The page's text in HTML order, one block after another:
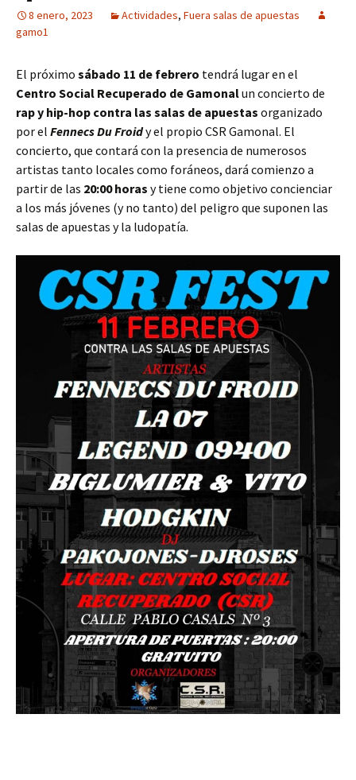
8 enero, 2023 Actividades, Fuera salas de apuestas
gamo1
El próximo sábado 11 de febrero tendrá lugar en el
Centro Social Recuperado de Gamonalun concierto de
rap y hip-hop contra las salas de apuestas organizado
por el Fennecs Du Froidy el propio CSR Gamonal. El
concierto, que contará con la presencia de numerosos
artistas tanto locales como foráneos, dará comienzo a
partir de las 20:00 horas y tiene como objetivo concienciar
a los más jóvenes (y no tanto) del peligro que suponen las
salas de apuestas y la ludopatía.